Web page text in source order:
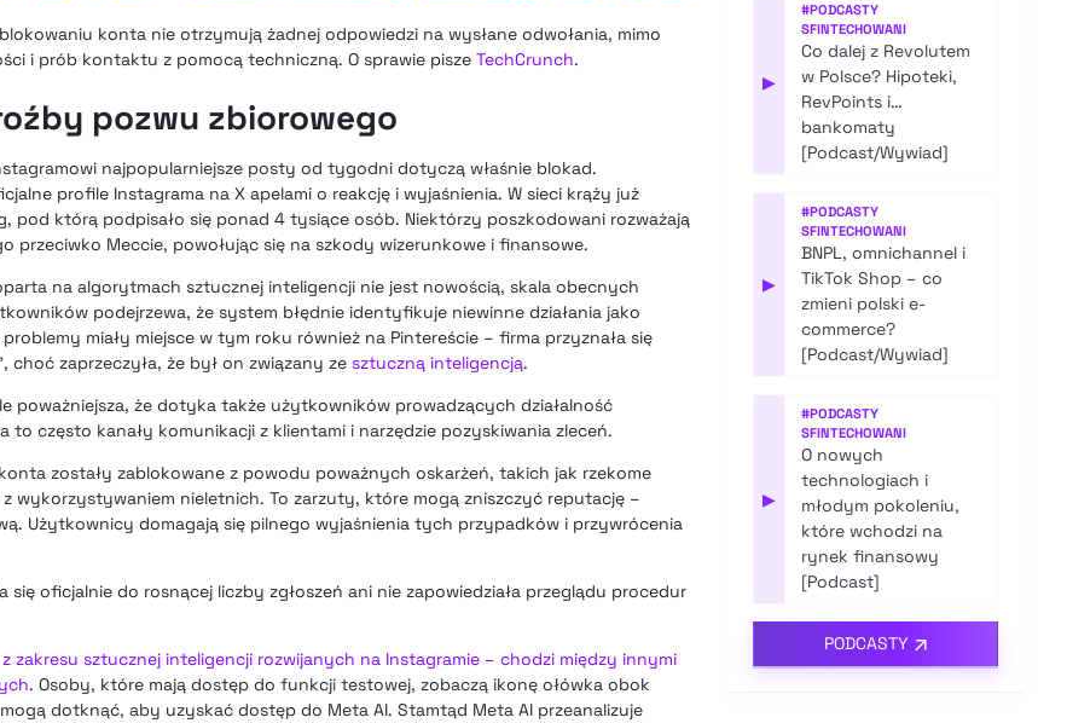
konta nie otrzymują żadnej odpowiedzi na wysłane odwołania, mimo
i prób kontaktu z pomocą techniczną. O sprawie pisze TechCrunch.
pozwu zbiorowego
najpopularniejsze posty od tygodni dotyczą właśnie blokad.
profile Instagrama na X apelami o reakcję i wyjaśnienia. W sieci krąży już
pod którą podpisało się ponad 4 tysiące osób. Niektórzy poszkodowani rozważają
przeciwko Meccie, powołując się na szkody wizerunkowe i finansowe.
na algorytmach sztucznej inteligencji nie jest nowością, skala obecnych
podejrzewa, że system błędnie identyfikuje niewinne działania jako
miały miejsce w tym roku również na Pintereście – firma przyznała się
choć zaprzeczyła, że był on związany ze sztuczną inteligencją.
poważniejsza, że dotyka także użytkowników prowadzących działalność
to często kanały komunikacji z klientami i narzędzie pozyskiwania zleceń.
zostały zablokowane z powodu poważnych oskarżeń, takich jak rzekome
wykorzystywaniem nieletnich. To zarzuty, które mogą zniszczyć reputację –
Użytkownicy domagają się pilnego wyjaśnienia tych przypadków i przywrócenia
się oficjalnie do rosnącej liczby zgłoszeń ani nie zapowiedziała przeglądu procedur
zakresu sztucznej inteligencji rozwijanych na Instagramie – chodzi między innymi
. Osoby, które mają dostęp do funkcji testowej, zobaczą ikonę ołówka obok
dotknąć, aby uzyskać dostęp do Meta AI. Stamtąd Meta AI przeanalizuje
▶
#PODCASTY
SFINTECHOWANI
Co dalej z Revolutem
w Polsce? Hipoteki,
RevPoints i…
bankomaty
[Podcast/Wywiad]
▶
#PODCASTY
SFINTECHOWANI
BNPL, omnichannel i
TikTok Shop – co
zmieni polski e-
commerce?
[Podcast/Wywiad]
▶
#PODCASTY
SFINTECHOWANI
O nowych
technologiach i
młodym pokoleniu,
które wchodzi na
rynek finansowy
[Podcast]
PODCASTY